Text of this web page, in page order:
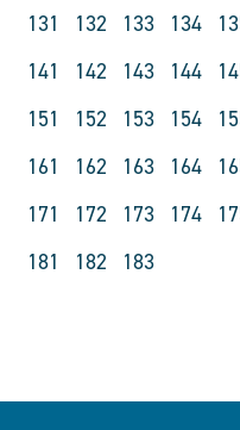
131
132 133 134
141
142 143 144
151
152 153 154
161
162 163 164
171
172 173 174
181
182 183